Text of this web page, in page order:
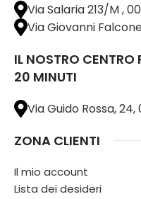
Via Salaria 213/M ,
Via Giovanni
IL NOSTRO
20 MINUTI
Via Guido Rossa,
ZONA CLIENTI
Il mio account
Lista dei desideri